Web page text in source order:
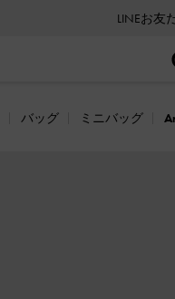
LINEお友
バッグ ミニバッグ